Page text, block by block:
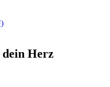
Herz